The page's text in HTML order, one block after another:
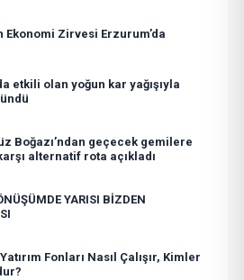
Ekonomi Zirvesi Erzurum’da
etkili olan yoğun kar yağışıyla
Boğazı’ndan geçecek gemilere
alternatif rota açıkladı
YARISI BİZDEN
Fonları Nasıl Çalışır, Kimler